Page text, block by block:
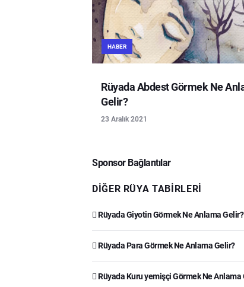
HABER
Rüyada Abdest Görmek Ne
Gelir?
23 Aralık 2021
Sponsor Bağlantılar
DIĞER RÜYA TABIRLERI
Rüyada Giyotin Görmek Ne Anlama Gelir?
Rüyada Para Görmek Ne Anlama Gelir?
Rüyada Kuru yemişçi Görmek Ne Anlama